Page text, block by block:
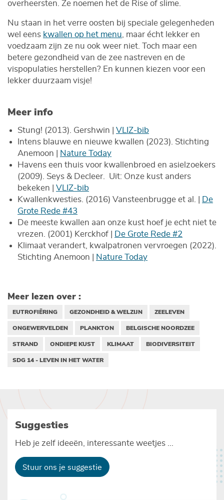
overheersten. Ze noemen het de Rise of slime.
Nu staan in het verre oosten bij speciale gelegenheden
wel eens kwallen op het menu , maar écht lekker en
voedzaam zijn ze nu ook weer niet. Toch maar een
betere gezondheid van de zee nastreven en de
vispopulaties herstellen? En kunnen kiezen voor een
lekker duurzaam visje!
Meer info
Stung! (2013). Gershwin | VLIZ-bib
Intens blauwe en nieuwe kwallen (2023). Stichting
Anemoon |
Nature Today
Havens een thuis voor kwallenbroed en asielzoekers
(2009). Seys & Decleer. Uit: Onze kust anders
bekeken | VLIZ-bib
Kwallenkwesties. (2016) Vansteenbrugge et al. |
De
Grote Rede #43
De meeste kwallen aan onze kust hoef je echt niet te
vrezen. (2001) Kerckhof |
De Grote Rede #2
Klimaat verandert, kwalpatronen vervroegen (2022).
Stichting Anemoon |
Nature Today
Meer lezen over :
EUTROFIËRING GEZONDHEID & WELZIJN
ZEELEVEN
ONGEWERVELDEN
PLANKTON
BELGISCHE NOORDZEE
STRAND
ONDIEPE KUST KLIMAAT
BIODIVERSITEIT
SDG 14 - LEVEN IN HET WATER
Suggesties
Heb je zelf ideeën, interessante weetjes ...
Stuur ons je suggestie